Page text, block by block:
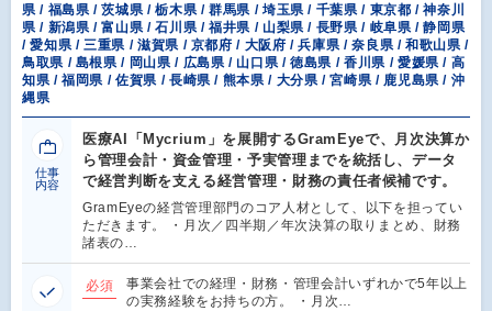
県 / 福島県 / 茨城県 / 栃木県 / 群馬県 / 埼玉県 / 千葉県 / 東京都 / 神奈川
県 / 新潟県 / 富山県 / 石川県 / 福井県 / 山梨県 / 長野県 / 岐阜県 / 静岡県
/ 愛知県 / 三重県 / 滋賀県 / 京都府 / 大阪府 / 兵庫県 / 奈良県 / 和歌山県 /
鳥取県 / 島根県 / 岡山県 / 広島県 / 山口県 / 徳島県 / 香川県 / 愛媛県 / 高
知県 / 福岡県 / 佐賀県 / 長崎県 / 熊本県 / 大分県 / 宮崎県 / 鹿児島県 / 沖
縄県
仕事
内容
医療AI「Mycrium」を展開するGramEyeで、月次決算か
ら管理会計・資金管理・予実管理までを統括し、データ
で経営判断を支える経営管理・財務の責任者候補です。
GramEyeの経営管理部門のコア人材として、以下を担ってい
ただきます。 ・月次／四半期／年次決算の取りまとめ、財務
諸表の…
必須
事業会社での経理・財務・管理会計いずれかで5年以上
の実務経験をお持ちの方。 ・月次…